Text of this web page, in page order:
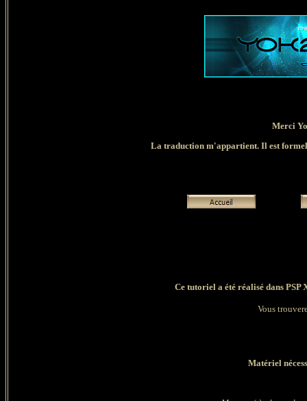
Merci
La traduction m'appartient. Il est
Ce tutoriel a été réalisé dans PSP
Vous
Matériel